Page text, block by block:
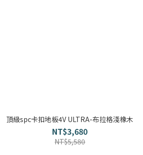
頂級spc卡扣地板4V ULTRA-布拉格淺橡木
NT$3,680
NT$5,580